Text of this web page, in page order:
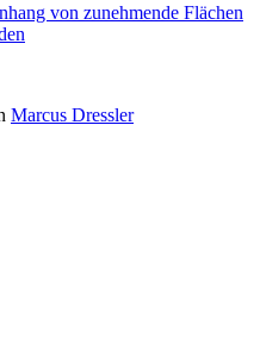
von zunehmende Flächen
Marcus Dressler